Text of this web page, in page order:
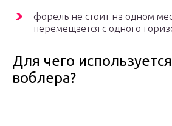
форель не стоит на одном
перемещается с одного
Для чего
воблера?